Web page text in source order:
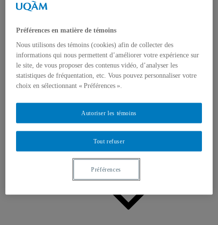
Bourses et prix
Dans les médias
Colloque international CRISES
Perspectives et dialogue
Préférences en matière de témoins
Nous utilisons des témoins (cookies) afin de collecter des
informations qui nous permettent d’améliorer votre expérience sur
le site, de vous proposer des contenus vidéo, d’analyser les
statistiques de fréquentation, etc. Vous pouvez personnaliser votre
choix en sélectionnant « Préférences ».
Tout refuser
Autoriser les témoins
Préférences